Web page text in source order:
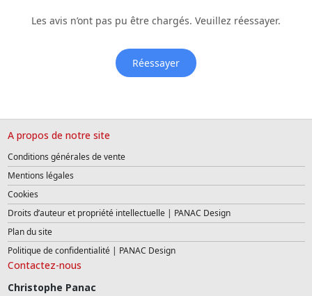
Les avis n’ont pas pu être chargés. Veuillez réessayer.
Réessayer
A propos de notre site
Conditions générales de vente
Mentions légales
Cookies
Droits d’auteur et propriété intellectuelle | PANAC Design
Plan du site
Politique de confidentialité | PANAC Design
Contactez-nous
Christophe Panac